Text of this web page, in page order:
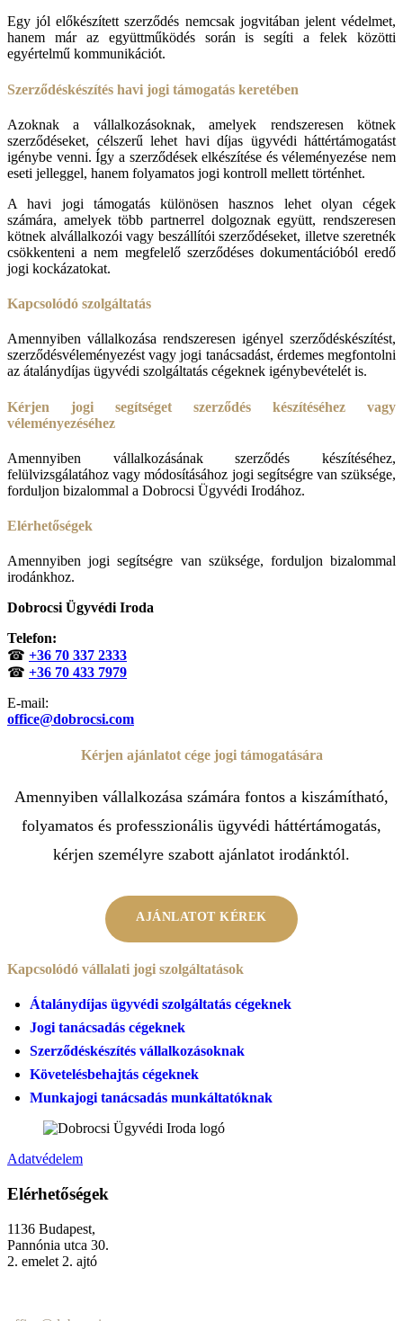
Egy jól előkészített szerződés nemcsak jogvitában jelent védelmet,
hanem már az együttműködés során is segíti a felek közötti
egyértelmű kommunikációt.
Szerződéskészítés havi jogi támogatás keretében
Azoknak a vállalkozásoknak, amelyek rendszeresen kötnek
szerződéseket, célszerű lehet havi díjas ügyvédi háttértámogatást
igénybe venni. Így a szerződések elkészítése és véleményezése nem
eseti jelleggel, hanem folyamatos jogi kontroll mellett történhet.
A havi jogi támogatás különösen hasznos lehet olyan cégek
számára, amelyek több partnerrel dolgoznak együtt, rendszeresen
kötnek alvállalkozói vagy beszállítói szerződéseket, illetve szeretnék
csökkenteni a nem megfelelő szerződéses dokumentációból eredő
jogi kockázatokat.
Kapcsolódó szolgáltatás
Amennyiben vállalkozása rendszeresen igényel szerződéskészítést,
szerződésvéleményezést vagy jogi tanácsadást, érdemes megfontolni
az átalánydíjas ügyvédi szolgáltatás cégeknek igénybevételét is.
Kérjen jogi segítséget szerződés készítéséhez vagy
véleményezéséhez
Amennyiben vállalkozásának szerződés készítéséhez,
felülvizsgálatához vagy módosításához jogi segítségre van szüksége,
forduljon bizalommal a Dobrocsi Ügyvédi Irodához.
Elérhetőségek
Amennyiben jogi segítségre van szüksége, forduljon bizalommal
irodánkhoz.
Dobrocsi Ügyvédi Iroda
Telefon:
☎ +36 70 337 2333
☎ +36 70 433 7979
E-mail:
office@dobrocsi.com
Kérjen ajánlatot cége jogi támogatására
Amennyiben vállalkozása számára fontos a kiszámítható,
folyamatos és professzionális ügyvédi háttértámogatás,
kérjen személyre szabott ajánlatot irodánktól.
AJÁNLATOT KÉREK
Kapcsolódó vállalati jogi szolgáltatások
Átalánydíjas ügyvédi szolgáltatás cégeknek
Jogi tanácsadás cégeknek
Szerződéskészítés vállalkozásoknak
Követelésbehajtás cégeknek
Munkajogi tanácsadás munkáltatóknak
Adatvédelem
Elérhetőségek
1136 Budapest,
Pannónia utca 30.
2. emelet 2. ajtó